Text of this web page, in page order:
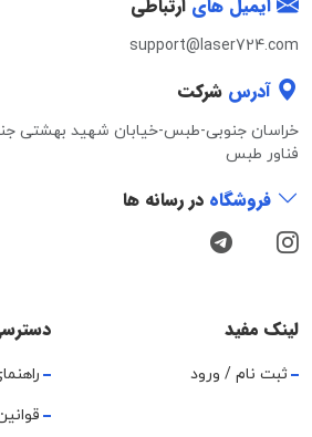
ایمیل های ارتباطی
support@laser724.com
آدرس شرکت
خراسان جنوبی-طبس-خیابان شهید بهشتی
فناور طبس
فروشگاه در رسانه ها
لینک مفید
ثبت نام / ورود